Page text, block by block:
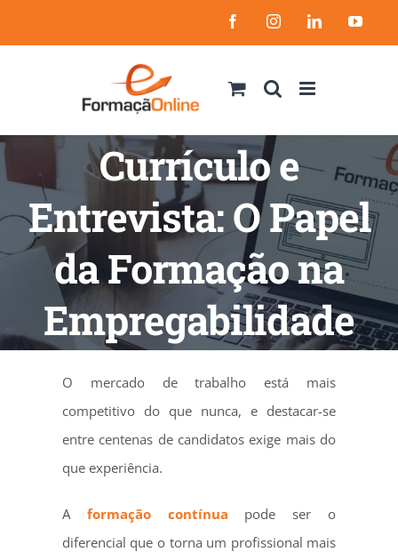
to
FacebookInstagramLinkedIn
Currículo e
Entrevista: O Papel
da Formação na
Empregabilidade
O mercado de trabalho está mais
competitivo do que nunca, e destacar-se
entre centenas de candidatos exige mais do
que experiência.
A formação contínua pode ser o
diferencial que o torna um profissional mais